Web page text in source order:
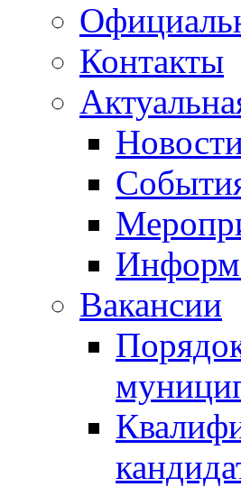
Контакты
Вакансии